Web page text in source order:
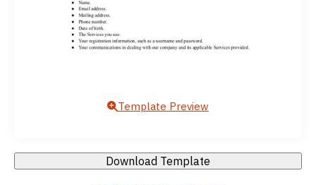
Template Preview
Download Template